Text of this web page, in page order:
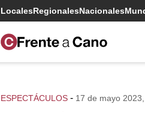
LocalesRegionalesNacionales
ESPECTÁCULOS - 17 de mayo